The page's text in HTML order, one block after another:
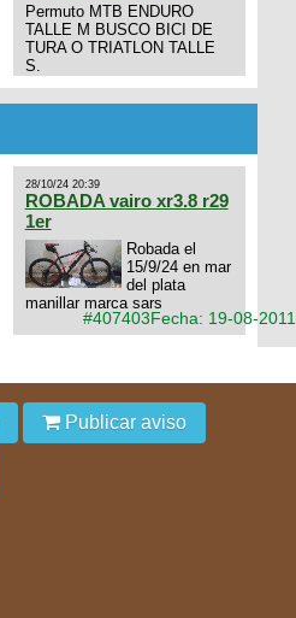
#407403Fecha: 19-08-2011
Permuto MTB ENDURO
TALLE M BUSCO BICI DE
TURA O TRIATLON TALLE
S.
28/10/24 20:39
ROBADA vairo xr3.8 r29
1er
Robada el
15/9/24 en mar
del plata
manillar marca sars
Publicar aviso